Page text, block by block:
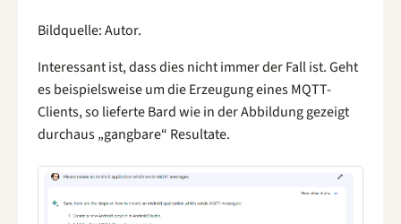
Bildquelle: Autor.
Interessant ist, dass dies nicht immer der Fall ist. Geht
es beispielsweise um die Erzeugung eines MQTT-
Clients, so lieferte Bard wie in der Abbildung gezeigt
durchaus „gangbare“ Resultate.